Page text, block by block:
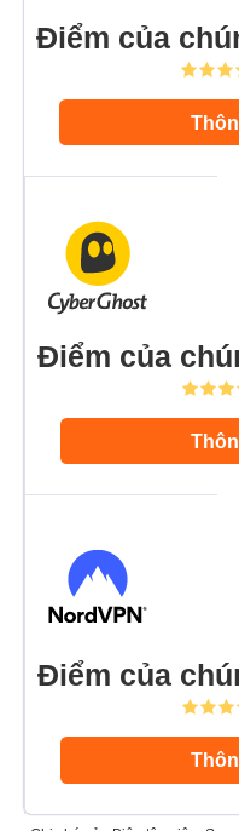
Điểm của
Điểm của
Điểm của